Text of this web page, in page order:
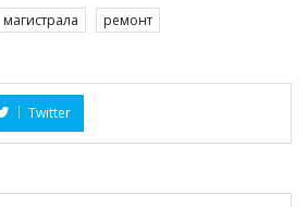
магистрала ремонт
Twitter